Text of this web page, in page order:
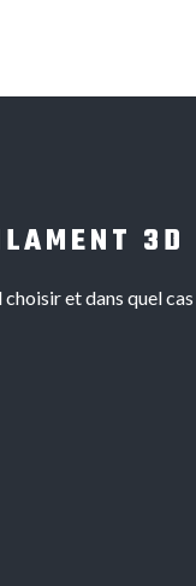
3D
et dans quel cas